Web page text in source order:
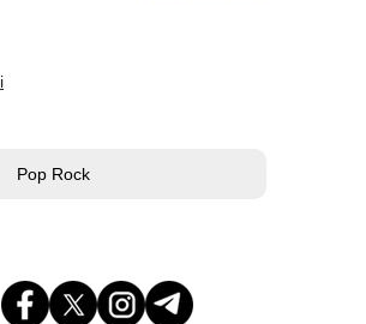
Pop Rock